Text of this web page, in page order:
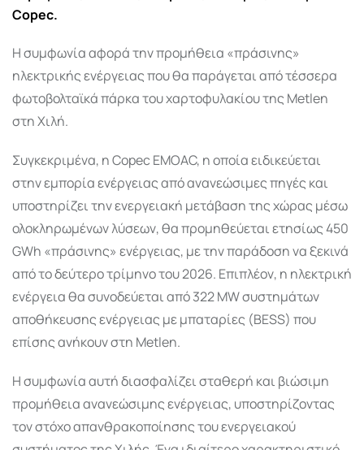
Copec.
Η συμφωνία αφορά την προμήθεια «πράσινης»
ηλεκτρικής ενέργειας που θα παράγεται από τέσσερα
φωτοβολταϊκά πάρκα του χαρτοφυλακίου της Metlen
στη Χιλή.
Συγκεκριμένα, η Copec EMOAC, η οποία ειδικεύεται
στην εμπορία ενέργειας από ανανεώσιμες πηγές και
υποστηρίζει την ενεργειακή μετάβαση της χώρας μέσω
ολοκληρωμένων λύσεων, θα προμηθεύεται ετησίως 450
GWh «πράσινης» ενέργειας, με την παράδοση να ξεκινά
από το δεύτερο τρίμηνο του 2026. Επιπλέον, η ηλεκτρική
ενέργεια θα συνοδεύεται από 322 MW συστημάτων
αποθήκευσης ενέργειας με μπαταρίες (BESS) που
επίσης ανήκουν στη Metlen.
Η συμφωνία αυτή διασφαλίζει σταθερή και βιώσιμη
προμήθεια ανανεώσιμης ενέργειας, υποστηρίζοντας
τον στόχο απανθρακοποίησης του ενεργειακού